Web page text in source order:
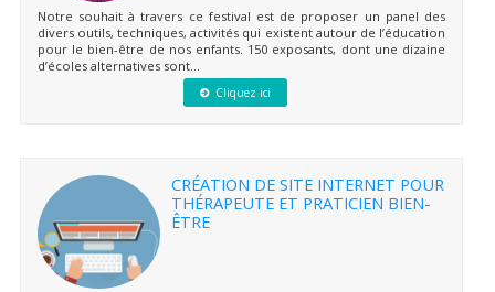
Notre souhait à travers ce festival est de proposer un panel des
divers outils, techniques, activités qui existent autour de l’éducation
pour le bien-être de nos enfants. 150 exposants, dont une dizaine
d’écoles alternatives sont...
Cliquez ici
CRÉATION DE SITE INTERNET POUR
THÉRAPEUTE ET PRATICIEN BIEN-
ÊTRE